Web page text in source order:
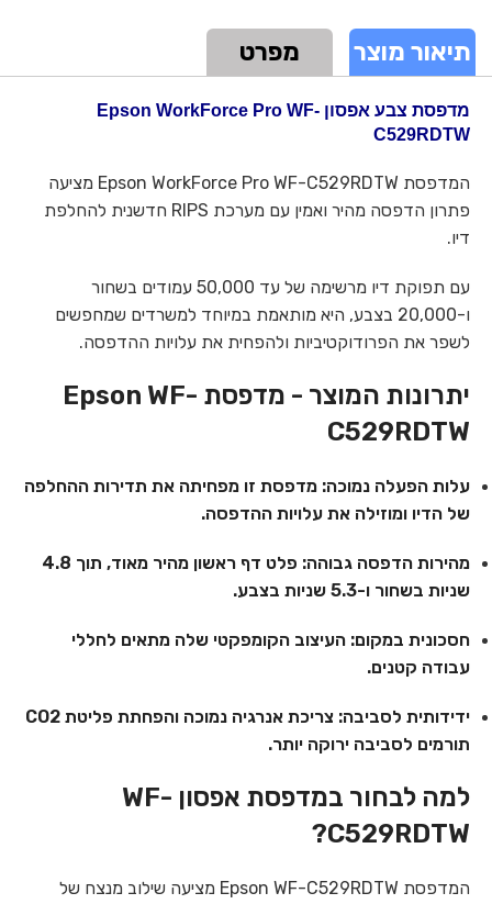
תיאור מוצר מפרט
מדפסת צבע אפסון Epson WorkForce Pro WF-
C529RDTW
המדפסת Epson WorkForce Pro WF-C529RDTW מציעה
פתרון הדפסה מהיר ואמין עם מערכת RIPS חדשנית להחלפת
דיו.
עם תפוקת דיו מרשימה של עד 50,000 עמודים בשחור
ו-20,000 בצבע, היא מותאמת במיוחד למשרדים שמחפשים
לשפר את הפרודוקטיביות ולהפחית את עלויות ההדפסה.
יתרונות המוצר - מדפסת Epson WF-
C529RDTW
עלות הפעלה נמוכה: מדפסת זו מפחיתה את תדירות ההחלפה
של הדיו ומוזילה את עלויות ההדפסה.
מהירות הדפסה גבוהה:
פלט דף ראשון מהיר מאוד, תוך 4.8
שניות בשחור ו-5.3 שניות בצבע.
חסכונית במקום: העיצוב הקומפקטי שלה מתאים לחללי
עבודה קטנים.
ידידותית לסביבה:
צריכת אנרגיה נמוכה והפחתת פליטת CO2
תורמים לסביבה ירוקה יותר.
למה לבחור במדפסת אפסון WF-
C529RDTW?
המדפסת Epson WF-C529RDTW מציעה שילוב מנצח של